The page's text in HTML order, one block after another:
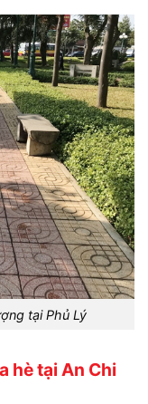
tại Phủ Lý
hè tại An Chi